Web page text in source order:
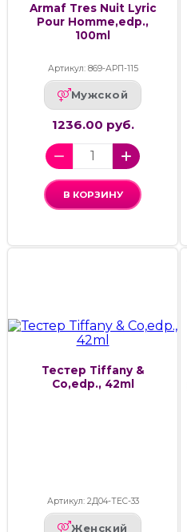
Armaf Tres Nuit Lyric
Pour Homme,edp.,
100ml
Артикул: 869-АРП-115
Мужской
1236.00 руб.
В КОРЗИНУ
Тестер Tiffany &
Co,edp., 42ml
Артикул: 2Д04-ТЕС-33
Женский